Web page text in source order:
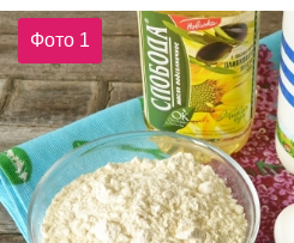
Фото 1